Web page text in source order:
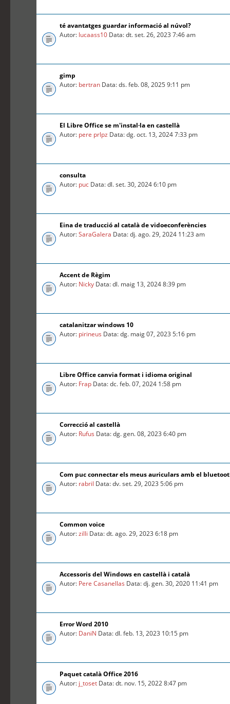
té avantatges guardar informació al núvol?
Autor: lucaass10 Data: dt. set. 26, 2023 7:46 am
gimp
Autor: bertran Data: ds. feb. 08, 2025 9:11 pm
El Libre Office se m'instal·la en castellà
Autor: pere prlpz Data: dg. oct. 13, 2024 7:33 pm
consulta
Autor: puc Data: dl. set. 30, 2024 6:10 pm
Eina de traducció al català de vidoeconferències
Autor:SaraGalera Data: dj. ago. 29, 2024 11:23 am
Accent de Règim
Autor: Nicky Data: dl. maig 13, 2024 8:39 pm
catalanitzar windows 10
Autor: pirineus Data: dg. maig 07, 2023 5:16 pm
Libre Office canvia format i idioma original
Autor: Frap Data: dc. feb. 07, 2024 1:58 pm
Correcció al castellà
Autor: Rufus Data: dg. gen. 08, 2023 6:40 pm
Com puc connectar els meus auriculars amb el
Autor: rabril Data: dv. set. 29, 2023 5:06 pm
Common voice
Autor:zilli Data: dt. ago. 29, 2023 6:18 pm
Accessoris del Windows en castellà i català
Autor: Pere Casanellas Data: dj. gen. 30, 2020 11:41 pm
Error Word 2010
Autor: DaniN Data: dl. feb. 13, 2023 10:15 pm
Paquet català Office 2016
Autor: j_toset Data: dt. nov. 15, 2022 8:47 pm